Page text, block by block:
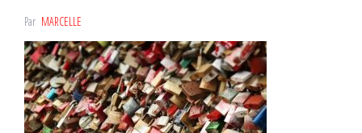
Par MARCELLE